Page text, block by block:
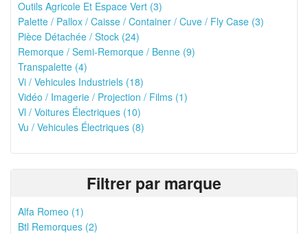
Outils Agricole Et Espace Vert (3)
Palette / Pallox / Caisse / Container / Cuve / Fly Case (3)
Pièce Détachée / Stock (24)
Remorque / Semi-Remorque / Benne (9)
Transpalette (4)
Vi / Vehicules Industriels (18)
Vidéo / Imagerie / Projection / Films (1)
Vl / Voitures Électriques (10)
Vu / Vehicules Électriques (8)
Filtrer par marque
Alfa Romeo (1)
Btl Remorques (2)